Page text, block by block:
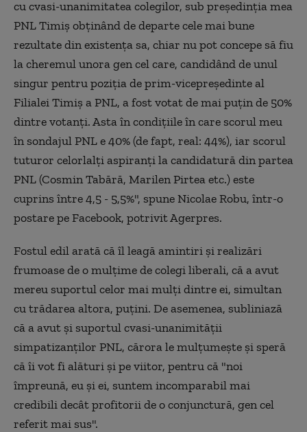
cu cvasi-unanimitatea colegilor, sub preşedinţia mea
PNL Timiş obţinând de departe cele mai bune
rezultate din existenţa sa, chiar nu pot concepe să fiu
la cheremul unora gen cel care, candidând de unul
singur pentru poziţia de prim-vicepreşedinte al
Filialei Timiş a PNL, a fost votat de mai puţin de 50%
dintre votanţi. Asta în condiţiile în care scorul meu
în sondajul PNL e 40% (de fapt, real: 44%), iar scorul
tuturor celorlalţi aspiranţi la candidatură din partea
PNL (Cosmin Tabără, Marilen Pirtea etc.) este
cuprins între 4,5 - 5,5%", spune Nicolae Robu, într-o
postare pe Facebook, potrivit Agerpres.
Fostul edil arată că îl leagă amintiri şi realizări
frumoase de o mulţime de colegi liberali, că a avut
mereu suportul celor mai mulţi dintre ei, simultan
cu trădarea altora, puţini. De asemenea, subliniază
că a avut şi suportul cvasi-unanimităţii
simpatizanţilor PNL, cărora le mulţumeşte şi speră
că îi vot fi alături şi pe viitor, pentru că "noi
împreună, eu şi ei, suntem incomparabil mai
credibili decât profitorii de o conjunctură, gen cel
referit mai sus".